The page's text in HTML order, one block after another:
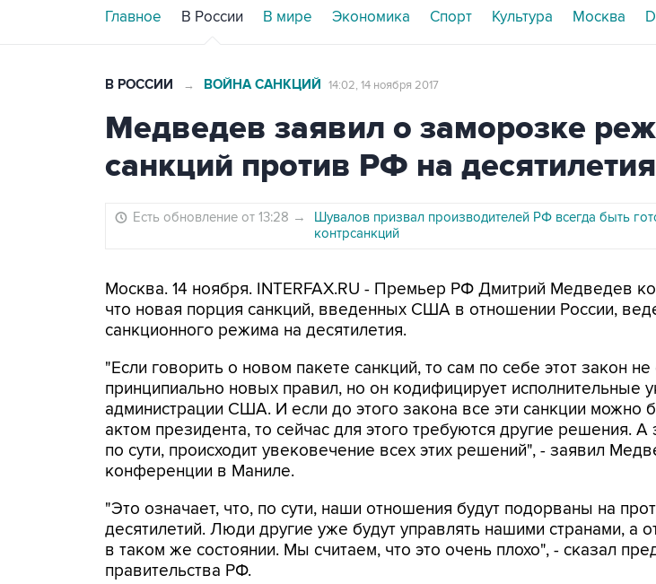
Главное В России В мире Экономика Спорт Культура Москва
В РОССИИ → ВОЙНА САНКЦИЙ 14:02, 14 ноября 2017
Медведев заявил о заморозке
санкций против РФ на десятилетия
Есть обновление от 13:28 →
Шувалов призвал производителей РФ всегда быть
контрсанкций
Москва. 14 ноября. INTERFAX.RU - Премьер РФ Дмитрий Медведев
что новая порция санкций, введенных США в отношении России,
санкционного режима на десятилетия.
"Если говорить о новом пакете санкций, то сам по себе этот закон не
принципиально новых правил, но он кодифицирует исполнительные
администрации США. И если до этого закона все эти санкции можно
актом президента, то сейчас для этого требуются другие решения. А
по сути, происходит увековечение всех этих решений", - заявил
конференции в Маниле.
"Это означает, что, по сути, наши отношения будут подорваны на
десятилетий. Люди другие уже будут управлять нашими странами, а
в таком же состоянии. Мы считаем, что это очень плохо", - сказал
правительства РФ.